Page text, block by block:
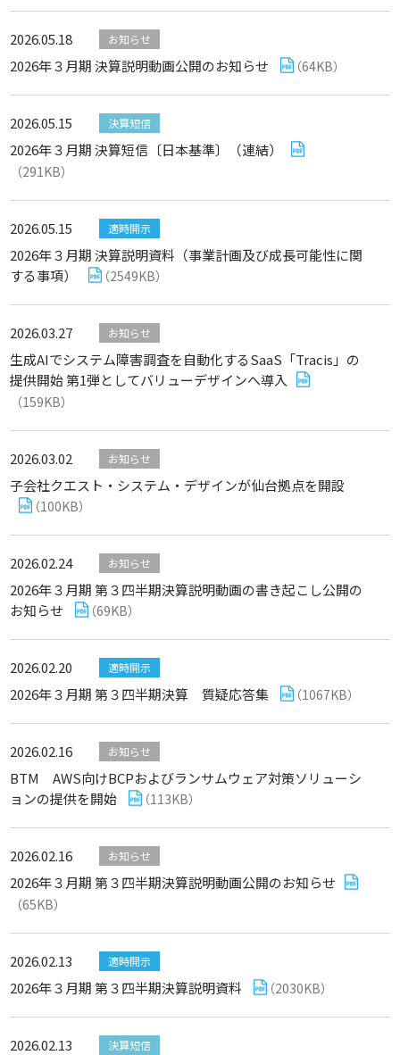
2026.05.18 お知らせ
2026年３月期 決算説明動画公開のお知らせ （64KB）
2026.05.15 決算短信
2026年３月期 決算短信〔日本基準〕（連結）
（291KB）
2026.05.15 適時開示
2026年３月期 決算説明資料（事業計画及び成長可能性に関
する事項）
（2549KB）
2026.03.27 お知らせ
生成AIでシステム障害調査を自動化するSaaS「Tracis」の
提供開始 第1弾としてバリューデザインへ導入
（159KB）
2026.03.02 お知らせ
子会社クエスト・システム・デザインが仙台拠点を開設
（100KB）
2026.02.24 お知らせ
2026年３月期 第３四半期決算説明動画の書き起こし公開の
お知らせ
（69KB）
2026.02.20 適時開示
2026年３月期 第３四半期決算 質疑応答集 （1067KB）
2026.02.16 お知らせ
BTM AWS向けBCPおよびランサムウェア対策ソリューシ
ョンの提供を開始
（113KB）
2026.02.16 お知らせ
2026年３月期 第３四半期決算説明動画公開のお知らせ
（65KB）
2026.02.13 適時開示
2026年３月期 第３四半期決算説明資料 （2030KB）
2026.02.13 決算短信